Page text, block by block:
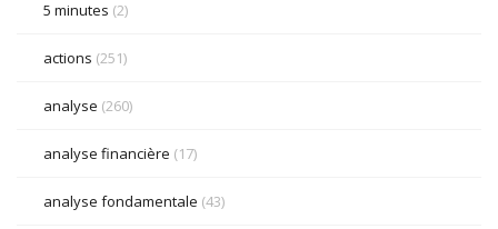
5 minutes (2)
actions (251)
analyse (260)
analyse financière (17)
analyse fondamentale (43)